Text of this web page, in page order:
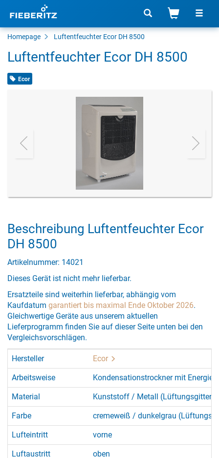
Homepage Luftentfeuchter Ecor DH 8500
Luftentfeuchter Ecor DH 8500
Ecor
Beschreibung Luftentfeuchter Ecor
DH 8500
Artikelnummer: 14021
Dieses Gerät ist nicht mehr lieferbar.
Ersatzteile sind weiterhin lieferbar, abhängig vom
Kaufdatum garantiert bis maximal Ende Oktober 2026.
Gleichwertige Geräte aus unserem aktuellen
Lieferprogramm finden Sie auf dieser Seite unten bei den
Vergleichsvorschlägen.
Hersteller Ecor
Arbeitsweise Kondensationstrockner mit
Material Kunststoff / Metall (Lüftungsgitter)
Farbe cremeweiß / dunkelgrau
Lufteintritt vorne
Luftaustritt oben